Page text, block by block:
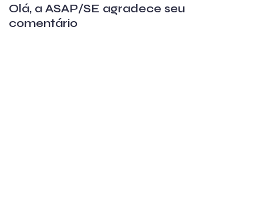
Olá, a ASAP/SE agradece seu
comentário